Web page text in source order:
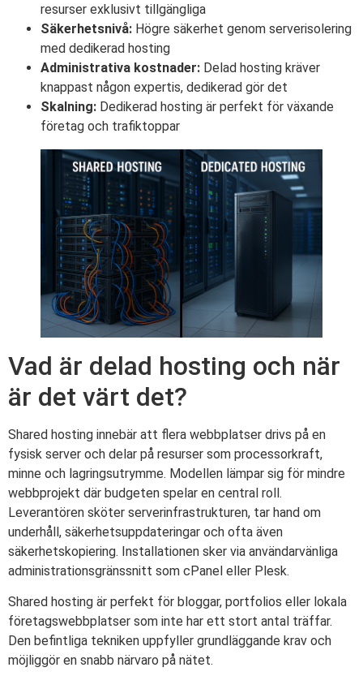
resurser exklusivt tillgängliga
Säkerhetsnivå: Högre säkerhet genom serverisolering
med dedikerad hosting
Administrativa kostnader: Delad hosting kräver
knappast någon expertis, dedikerad gör det
Skalning: Dedikerad hosting är perfekt för växande
företag och trafiktoppar
Vad är delad hosting och när
är det värt det?
Shared hosting innebär att flera webbplatser drivs på en
fysisk server och delar på resurser som processorkraft,
minne och lagringsutrymme. Modellen lämpar sig för mindre
webbprojekt där budgeten spelar en central roll.
Leverantören sköter serverinfrastrukturen, tar hand om
underhåll, säkerhetsuppdateringar och ofta även
säkerhetskopiering. Installationen sker via användarvänliga
administrationsgränssnitt som cPanel eller Plesk.
Shared hosting är perfekt för bloggar, portfolios eller lokala
företagswebbplatser som inte har ett stort antal träffar.
Den befintliga tekniken uppfyller grundläggande krav och
möjliggör en snabb närvaro på nätet.